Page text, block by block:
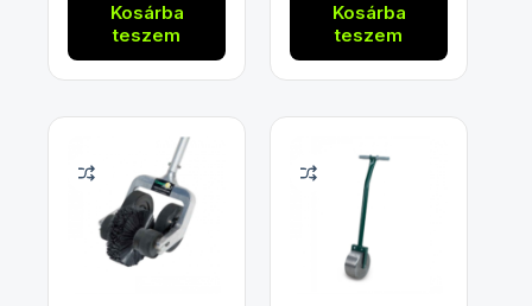
Kosárba
teszem
Kosárba
teszem